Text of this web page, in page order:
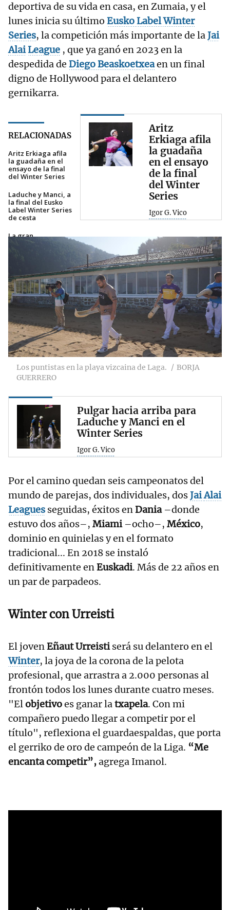
deportiva de su vida en casa, en Zumaia, y el
lunes inicia su último EuskoLabelWinter
Series, la competición más importante de laJai
AlaiLeague , que ya ganó en 2023 en la
despedida de Diego Beaskoetxeaen un final
digno de Hollywood para el delantero
gernikarra.
RELACIONADAS
Aritz Erkiaga afila
la guadaña en el
ensayo de la final
del Winter Series
Laduche y Manci, a
la final del Eusko
Label Winter Series
de cesta
La gran
oportunidad de
Laduche y Manci
en el Winter Series
Aritz
Erkiaga afila
la guadaña
en el ensayo
de la final
del Winter
Series
Igor G. Vico
Los puntistas en la playa vizcaina de Laga.
BORJA
GUERRERO
Pulgar hacia arriba para
Laduche y Manci en el
Winter Series
Igor G. Vico
Por el camino quedan seis campeonatos del
mundo de parejas, dos individuales, dosJaiAlai
Leagues seguidas, éxitos enDania –donde
estuvo dos años–, Miami –ocho–, México,
dominio en quinielas y en el formato
tradicional... En 2018 se instaló
definitivamente enEuskadi. Más de 22 años en
un par de parpadeos.
Wintercon Urreisti
El jovenEñaut Urreistiserá su delantero en el
Winter, la joya de la corona de la pelota
profesional, que arrastra a 2.000 personas al
frontón todos los lunes durante cuatro meses.
"Elobjetivoes ganar latxapela. Con mi
compañero puedo llegar a competir por el
título", reflexiona el guardaespaldas, que porta
el gerriko de oro de campeón de la Liga. “Me
encanta competir”,agrega Imanol.